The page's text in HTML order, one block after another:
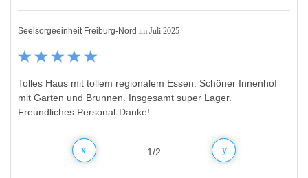
Seelsorgeeinheit Freiburg-Nord im Juli 2025
Tolles Haus mit tollem regionalem Essen. Schöner Innenhof
mit Garten und Brunnen. Insgesamt super Lager.
Freundliches Personal-Danke!
Pfeffim April 2011
Unsere Meeting-Teilnehmer waren alle sehr begeistert von
Unterkunft, Umgebung, ... Weiterempfehlung ohne
Einschränkung!
1/2